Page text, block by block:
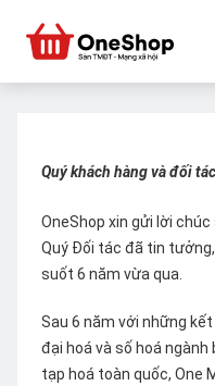
Quý khách hàng và đối
OneShop xin gửi lời
Quý Đối tác đã tin
suốt 6 năm vừa qua.
Sau 6 năm với những
đại hoá và số hoá
tạp hoá toàn quốc, One